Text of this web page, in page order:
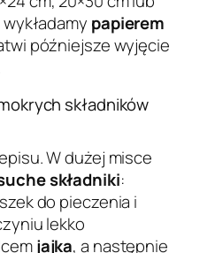
papierem
późniejsze wyjęcie
składników
W dużej misce
składniki:
do pieczenia i
lekko
jajka, a następnie